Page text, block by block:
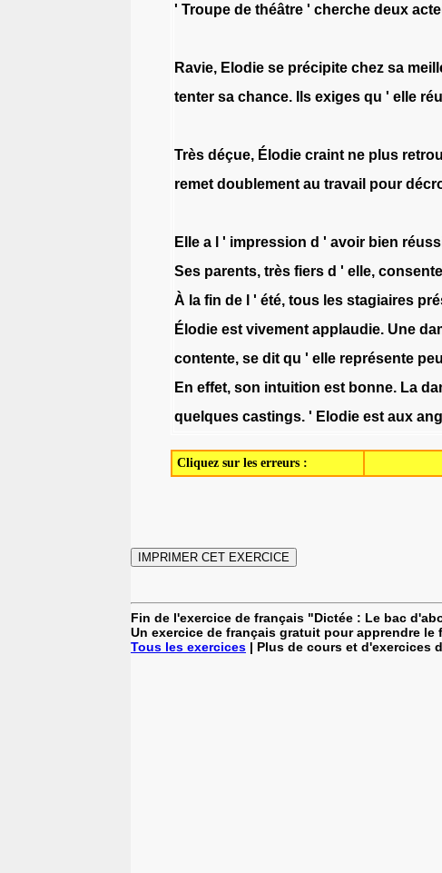
' Troupe de théâtre ' cherche deux
Ravie, Elodie se précipite chez sa
tenter sa chance. Ils exiges qu ' elle
Très déçue, Élodie craint ne plus
remet doublement au travail pour
Elle a ' impression d ' avoir bien
Ses parents, très fiers d ' elle,
À la fin de ' été, tous les stagiaires
Élodie est vivement applaudie. Une
contente, se dit qu ' elle représente
En effet, son intuition est bonne. La
quelques castings. ' Elodie est aux
Cliquez sur les erreurs :
Fin de l'exercice de français "Dictée : Le bac
Un exercice de français gratuit pour apprendre le
Tous les exercices | Plus de cours et d'exercices